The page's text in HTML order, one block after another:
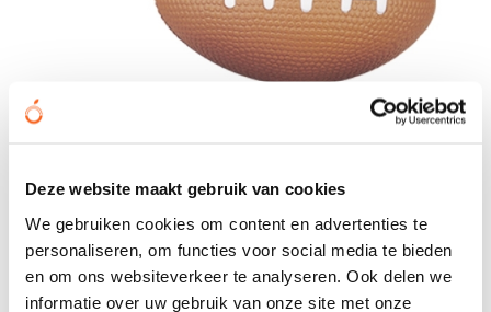
Deze website maakt gebruik van cookies
We gebruiken cookies om content en advertenties te
personaliseren, om functies voor social media te bieden
en om ons websiteverkeer te analyseren. Ook delen we
informatie over uw gebruik van onze site met onze
vanaf € 1,18
Bedrukt geleverd in: 15 werkdag(en)
Onbedrukt geleverd in: 4 werkdag(en)
Bekijken